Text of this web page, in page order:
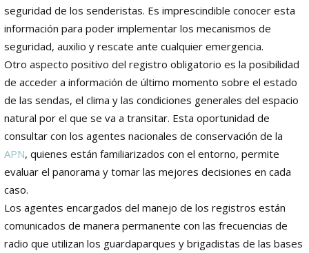
seguridad de los senderistas. Es imprescindible conocer esta
información para poder implementar los mecanismos de
seguridad, auxilio y rescate ante cualquier emergencia.
Otro aspecto positivo del registro obligatorio es la posibilidad
de acceder a información de último momento sobre el estado
de las sendas, el clima y las condiciones generales del espacio
natural por el que se va a transitar. Esta oportunidad de
consultar con los agentes nacionales de conservación de la
APN, quienes están familiarizados con el entorno, permite
evaluar el panorama y tomar las mejores decisiones en cada
caso.
Los agentes encargados del manejo de los registros están
comunicados de manera permanente con las frecuencias de
radio que utilizan los guardaparques y brigadistas de las bases